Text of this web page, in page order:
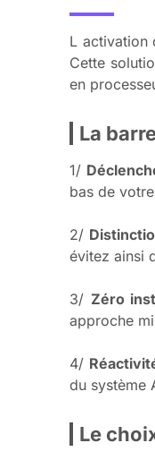
L activation
Cette
en
La
1/
bas de
2/
évitez ainsi
3/ Zéro
approche
4/
du système
Le